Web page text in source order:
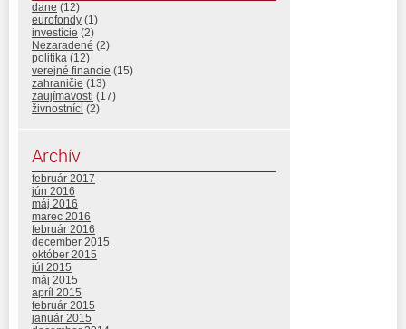
dane (12)
eurofondy (1)
investície (2)
Nezaradené (2)
politika (12)
verejné financie (15)
zahraničie (13)
zaujímavosti (17)
živnostníci (2)
Archív
február 2017
jún 2016
máj 2016
marec 2016
február 2016
december 2015
október 2015
júl 2015
máj 2015
apríl 2015
február 2015
január 2015